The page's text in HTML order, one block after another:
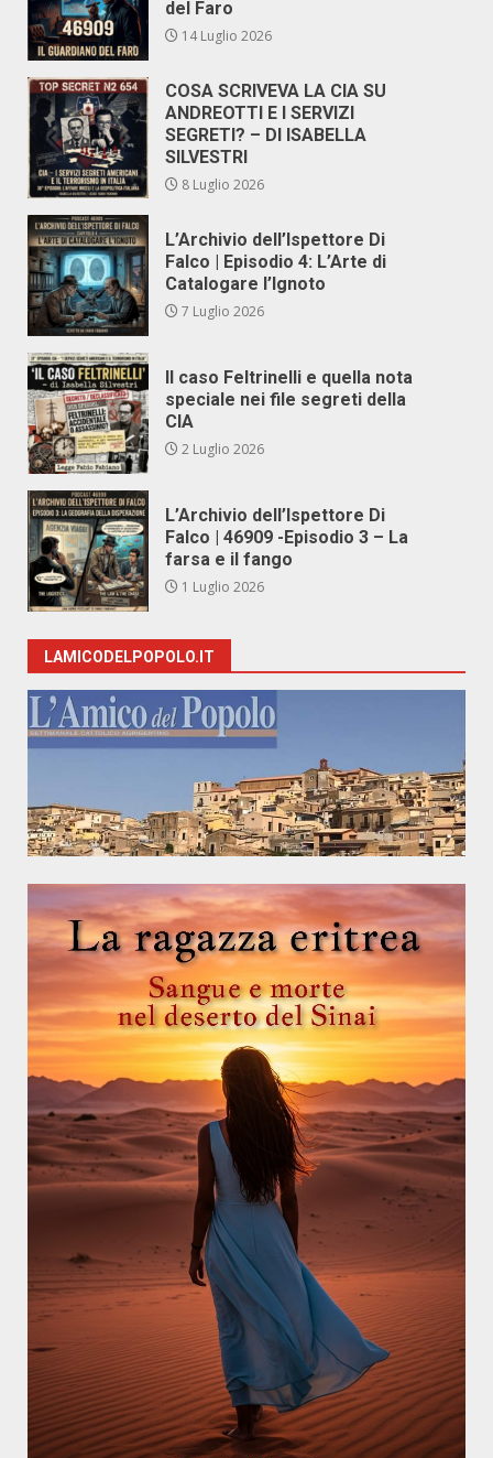
del Faro
14 Luglio 2026
COSA SCRIVEVA LA CIA SU
ANDREOTTI E I SERVIZI
SEGRETI? – DI ISABELLA
SILVESTRI
8 Luglio 2026
L’Archivio dell’Ispettore Di
Falco | Episodio 4: L’Arte di
Catalogare l’Ignoto
7 Luglio 2026
Il caso Feltrinelli e quella nota
speciale nei file segreti della
CIA
2 Luglio 2026
L’Archivio dell’Ispettore Di
Falco | 46909 -Episodio 3 – La
farsa e il fango
1 Luglio 2026
LAMICODELPOPOLO.IT